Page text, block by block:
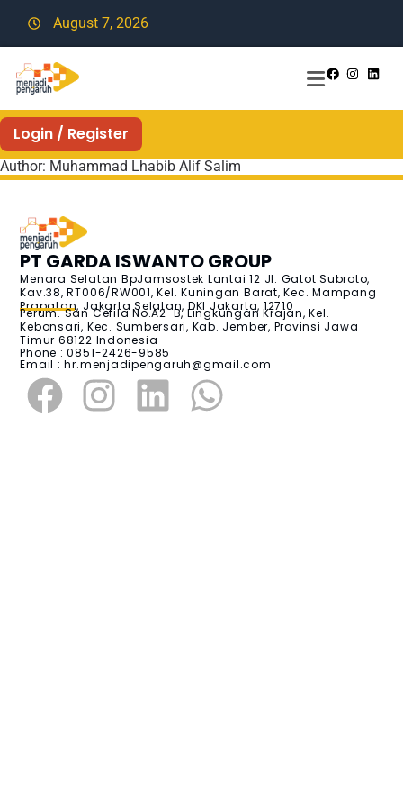
August 7, 2026
Login / Register
Author: Muhammad Lhabib Alif Salim
PT GARDA ISWANTO GROUP
Menara Selatan BpJamsostek Lantai 12 Jl. Gatot Subroto,
Kav.38, RT006/RW001, Kel. Kuningan Barat, Kec. Mampang
Prapatan, Jakarta Selatan, DKI Jakarta, 12710
Perum. San Cefila No.A2-B, Lingkungan Krajan, Kel.
Kebonsari, Kec. Sumbersari, Kab. Jember, Provinsi Jawa
Timur 68122 Indonesia
Phone : 0851-2426-9585
Email :hr.menjadipengaruh@gmail.com